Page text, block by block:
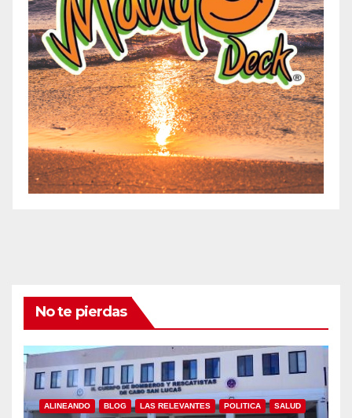
No te pierdas
ALINEANDO BLOG LAS RELEVANTES POLITICA SALUD